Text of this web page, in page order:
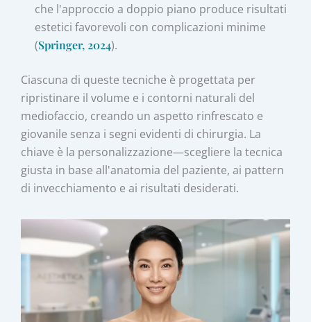
che l'approccio a doppio piano produce risultati
estetici favorevoli con complicazioni minime
(Springer, 2024).
Ciascuna di queste tecniche è progettata per
ripristinare il volume e i contorni naturali del
mediofaccio, creando un aspetto rinfrescato e
giovanile senza i segni evidenti di chirurgia. La
chiave è la personalizzazione—scegliere la tecnica
giusta in base all'anatomia del paziente, ai pattern
di invecchiamento e ai risultati desiderati.